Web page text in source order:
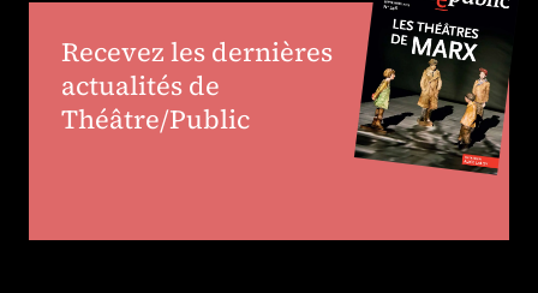
Recevez les dernières
actualités de
Théâtre/Public